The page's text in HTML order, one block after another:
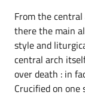
From the
there the main
style and
central arch
over death : in
Crucified on one